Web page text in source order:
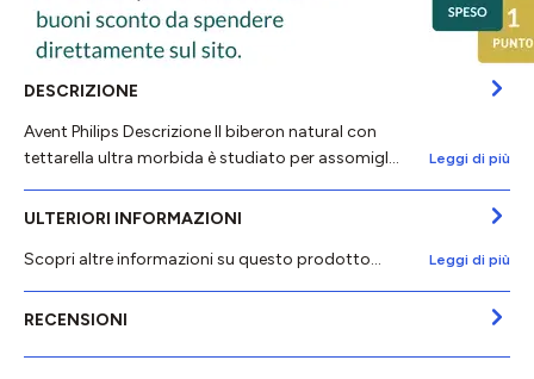
DESCRIZIONE
Avent Philips Descrizione Il biberon natural con
tettarella ultra morbida è studiato per assomigl…
Leggi di più
ULTERIORI INFORMAZIONI
Scopri altre informazioni su questo prodotto...
Leggi di più
RECENSIONI